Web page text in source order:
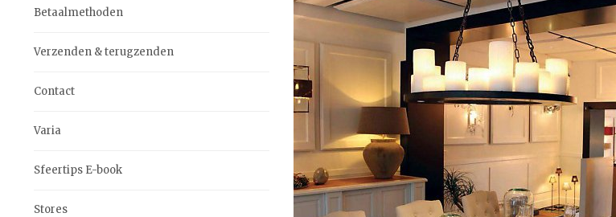
Betaalmethoden
Verzenden & terugzenden
Contact
Varia
Sfeertips E-book
Stores